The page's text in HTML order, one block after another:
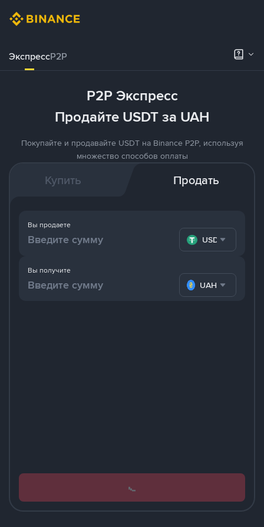
ЭкспрессP2P
P2P Экспресс
Продайте USDT за UAH
Покупайте и продавайте USDT на Binance P2P, используя
множество способов оплаты
Купить Продать
Вы получите
UAH
Вы продаете
USDT